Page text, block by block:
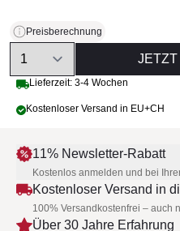
Preisberechnung
Quantity
JETZT
Lieferzeit: 3-4 Wochen
Kostenloser Versand in EU+CH
11% Newsletter-Rabatt
Kostenlos anmelden und bei
Kostenloser Versand in
100% Versandkostenfrei – auch
Über 30 Jahre Erfahrung